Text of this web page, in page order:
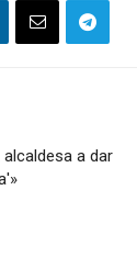
alcaldesa a dar